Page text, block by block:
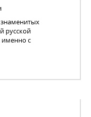
знаменитых
русской
именно с